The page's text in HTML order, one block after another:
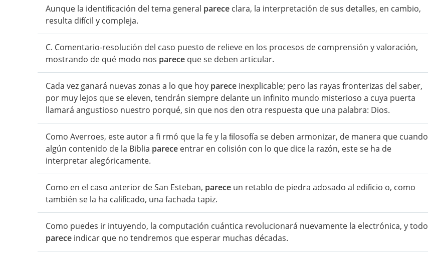
Aunque la identiﬁcación del tema general parece clara, la interpretación de sus detalles, en cambio,
resulta difícil y compleja.
C. Comentario-resolución del caso puesto de relieve en los procesos de comprensión y valoración,
mostrando de qué modo nos parece que se deben articular.
Cada vez ganará nuevas zonas a lo que hoy parece inexplicable; pero las rayas fronterizas del saber,
por muy lejos que se eleven, tendrán siempre delante un infinito mundo misterioso a cuya puerta
llamará angustioso nuestro porqué, sin que nos den otra respuesta que una palabra: Dios.
Como Averroes, este autor a fi rmó que la fe y la ﬁlosofía se deben armonizar, de manera que cuando
algún contenido de la Biblia parece entrar en colisión con lo que dice la razón, este se ha de
interpretar alegóricamente.
Como en el caso anterior de San Esteban, parece un retablo de piedra adosado al ediﬁcio o, como
también se la ha caliﬁcado, una fachada tapiz.
Como puedes ir intuyendo, la computación cuántica revolucionará nuevamente la electrónica, y todo
parece indicar que no tendremos que esperar muchas décadas.